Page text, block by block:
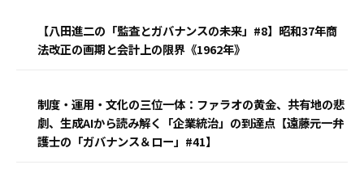
【八田進二の「監査とガバナンスの未来」#8】昭和37年商
法改正の画期と会計上の限界《1962年》
制度・運用・文化の三位一体：ファラオの黄金、共有地の悲
劇、生成AIから読み解く「企業統治」の到達点【遠藤元一弁
護士の「ガバナンス＆ロー」#41】